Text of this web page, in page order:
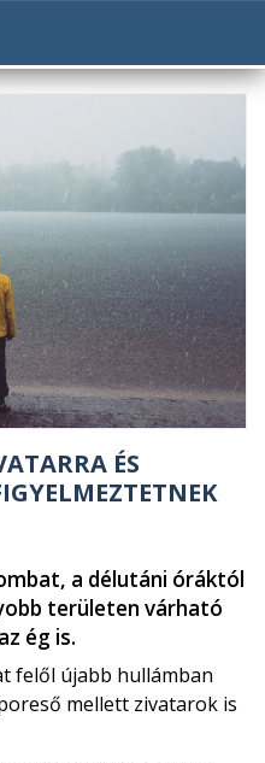
ÉS
a délutáni óráktól
területen várható
ég is.
felől újabb hullámban
mellett zivatarok is